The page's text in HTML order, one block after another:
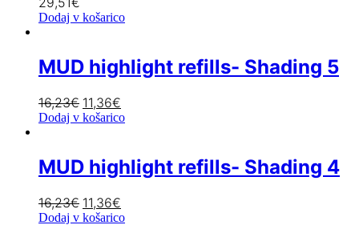
Dodaj v košarico
MUD highlight refills- Shading 5
16,23€ 11,36€
Dodaj v košarico
MUD highlight refills- Shading 4
16,23€ 11,36€
Dodaj v košarico